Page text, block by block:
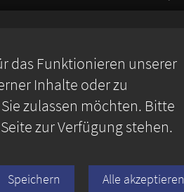
das Funktionieren unserer
Inhalte oder zu
zulassen möchten. Bitte
zur Verfügung stehen.
Speichern Alle akzeptieren